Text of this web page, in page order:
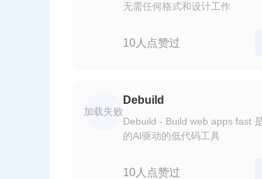
无需任何格式和设计工作
10人点赞过
加载失败
Debuild
Debuild - Build web apps fast
的AI驱动的低代码工具
10人点赞过